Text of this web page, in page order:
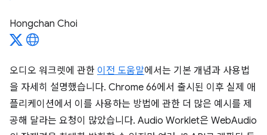
Hongchan Choi
오디오 워크렛에 관한 이전 도움말에서는 기본 개념과 사용법
을 자세히 설명했습니다. Chrome 66에서 출시된 이후 실제 애
플리케이션에서 이를 사용하는 방법에 관한 더 많은 예시를 제
공해 달라는 요청이 많았습니다. Audio Worklet은 WebAudio